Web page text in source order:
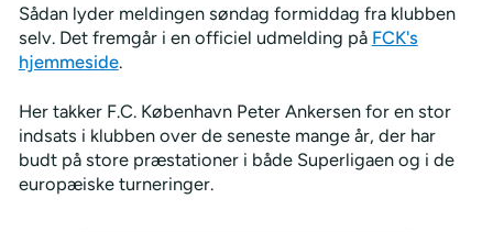
Sådan lyder meldingen søndag formiddag fra klubben
selv. Det fremgår i en officiel udmelding på FCK's
hjemmeside.
Her takker F.C. København Peter Ankersen for en stor
indsats i klubben over de seneste mange år, der har
budt på store præstationer i både Superligaen og i de
europæiske turneringer.